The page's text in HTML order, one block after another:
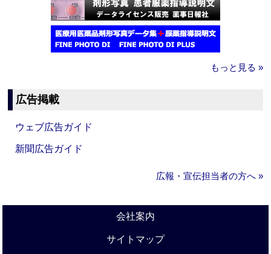
もっと見る »
広告掲載
ウェブ広告ガイド
新聞広告ガイド
広報・宣伝担当者の方へ »
会社案内
サイトマップ